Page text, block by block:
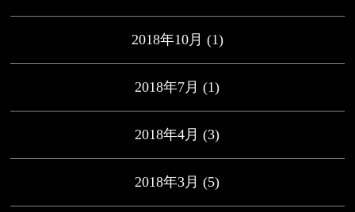
2018年10月 (1)
2018年7月 (1)
2018年4月 (3)
2018年3月 (5)